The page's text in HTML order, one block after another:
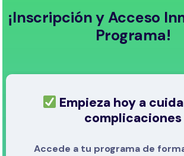
¡Inscripción y Acceso
Programa!
Empieza hoy a
complicaciones
Accede a tu programa de